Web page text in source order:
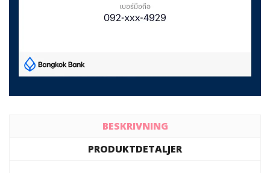
BESKRIVNING
PRODUKTDETALJER